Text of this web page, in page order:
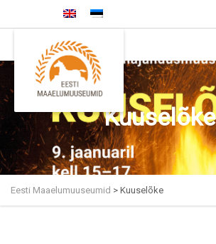
Kuuselõke
Eesti Maaelumuuseumid > Kuuselõke